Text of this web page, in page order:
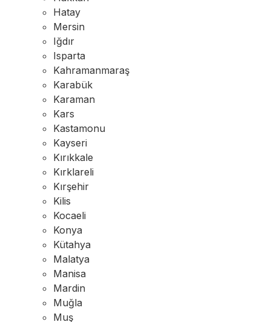
Hatay
Mersin
Iğdır
Isparta
Kahramanmaraş
Karabük
Karaman
Kars
Kastamonu
Kayseri
Kırıkkale
Kırklareli
Kırşehir
Kilis
Kocaeli
Konya
Kütahya
Malatya
Manisa
Mardin
Muğla
Muş